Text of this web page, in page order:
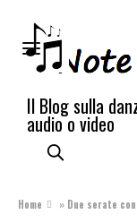
Il Blog sulla
audio o video
Home » Due serate